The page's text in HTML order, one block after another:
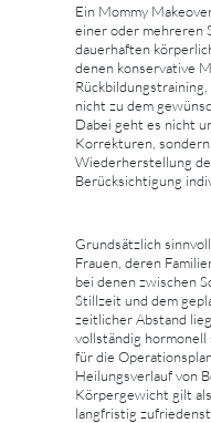
Ein Mommy
einer oder mehreren
dauerhaften
denen konservative
nicht zu dem
Dabei geht es nicht
Korrekturen,
Wiederherstellung
Berücksichtigung
Grundsätzlich
Frauen, deren
bei denen zwischen
Stillzeit und dem
zeitlicher Abstand
vollständig hormonell
für die
Heilungsverlauf von
Körpergewicht gilt
langfristig